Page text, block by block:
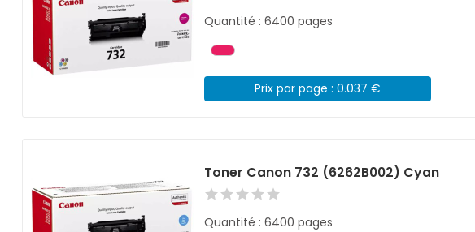
Quantité : 6400 pages
Prix par page : 0.037 €
Toner Canon 732 (6262B002) Cyan
Quantité : 6400 pages